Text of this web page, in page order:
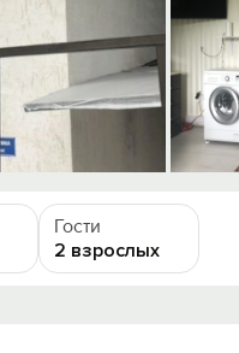
Гости
2 взрослых